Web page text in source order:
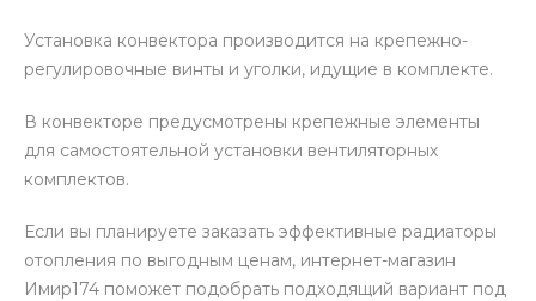
Установка конвектора производится на крепежно-
регулировочные винты и уголки, идущие в комплекте.
В конвекторе предусмотрены крепежные элементы
для самостоятельной установки вентиляторных
комплектов.
Если вы планируете заказать эффективные радиаторы
отопления по выгодным ценам, интернет-магазин
Имир174 поможет подобрать подходящий вариант под